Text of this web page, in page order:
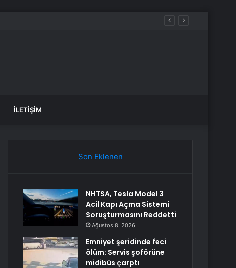
İLETIŞIM
Son Eklenen
NHTSA, Tesla Model 3
Acil Kapı Açma Sistemi
Soruşturmasını Reddetti
Ağustos 8, 2026
Emniyet şeridinde feci
ölüm: Servis şoförüne
midibüs çarptı